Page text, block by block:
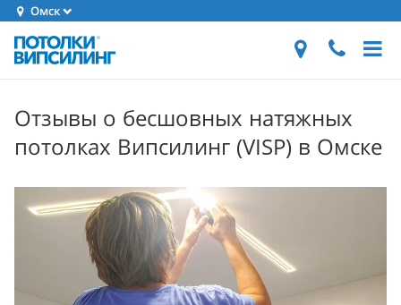
Омск
Отзывы о бесшовных натяжных
потолках Випсилинг (VISP) в Омске